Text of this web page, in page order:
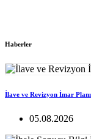
Haberler
İlave ve Revizyon İmar Planı
05.08.2026